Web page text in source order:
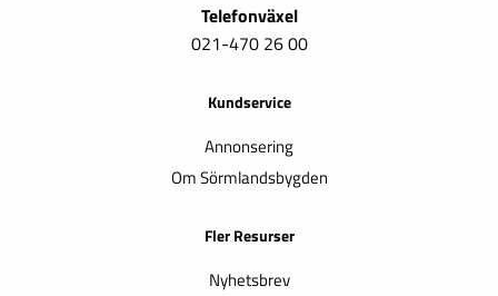
Telefonväxel
021-470 26 00
Kundservice
Annonsering
Om Sörmlandsbygden
Fler Resurser
Nyhetsbrev